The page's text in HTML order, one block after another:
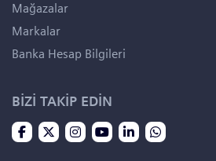
Mağazalar
Markalar
Banka Hesap Bilgileri
BİZİ TAKİP EDİN